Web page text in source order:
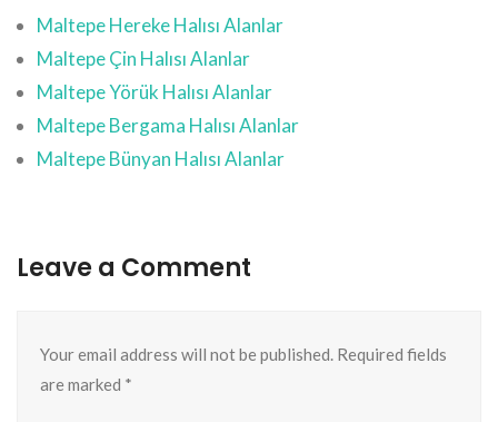
Maltepe Hereke Halısı Alanlar
Maltepe Çin Halısı Alanlar
Maltepe Yörük Halısı Alanlar
Maltepe Bergama Halısı Alanlar
Maltepe Bünyan Halısı Alanlar
Leave a Comment
Your email address will not be published. Required fields
are marked *